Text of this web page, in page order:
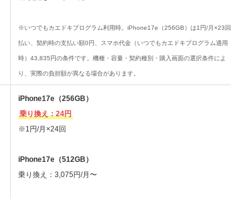
※いつでもカエドキプログラム利用時。iPhone17e（256GB）は1円/月×23回
払い、契約時の支払い額0円、スマホ代金（いつでもカエドキプログラム適用
時）43,835円の条件です。機種・容量・契約種別・購入画面の選択条件によ
り、実際の負担額が異なる場合があります。
iPhone17e（256GB）
乗り換え：24円
※1円/月×24回
iPhone17e（512GB）
乗り換え：3,075円/月〜